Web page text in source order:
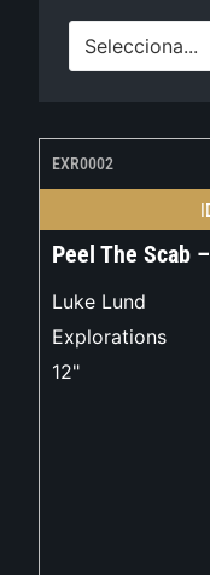
Selecciona...
EXR0002
Peel The Scab
Luke Lund
Explorations
12"